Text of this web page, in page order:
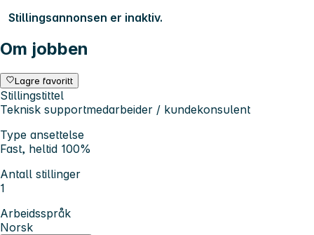
Stillingsannonsen er inaktiv.
Om jobben
Lagre favoritt
Stillingstittel
Teknisk supportmedarbeider / kundekonsulent
Type ansettelse
Fast, heltid 100%
Antall stillinger
1
Arbeidsspråk
Norsk